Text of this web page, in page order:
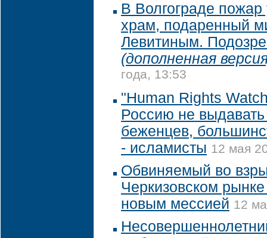
В Волгограде
храм, подаренный
Левитиным.
(дополненная
года, 13:53
"Human Rights
Россию не
беженцев,
- исламисты 12 мая
Обвиняемый во
Черкизовском
новым мессией 12